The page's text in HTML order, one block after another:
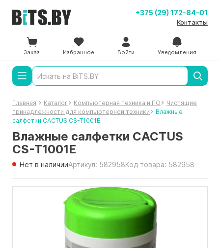
+375 (29) 172-84-01
Контакты
Заказ Избранное Войти Уведомления
Главная Каталог Компьютерная техника и ПО
Чистящие
принадлежности для компьютерной техники
Влажные
салфетки CACTUS CS-T1001E
Влажные салфетки CACTUS
CS-T1001E
Нет в наличииАртикул: 582958Код товара: 582958